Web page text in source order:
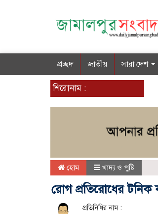
প্রচ্ছদ জাতীয় সারা দেশ
শিরোনাম :
হোম খাদ্য ও পুষ্টি
রোগ প্রতিরোধের টনিক
প্রতিনিধির নাম :